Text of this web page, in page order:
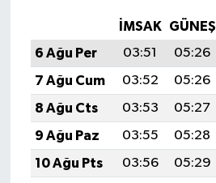
İMSAK GÜNEŞ
6 Ağu Per
03:51 05:26
7 Ağu Cum
03:52 05:26
8 Ağu Cts
03:53 05:27
9 Ağu Paz
03:55 05:28
10 Ağu Pts
03:56 05:29